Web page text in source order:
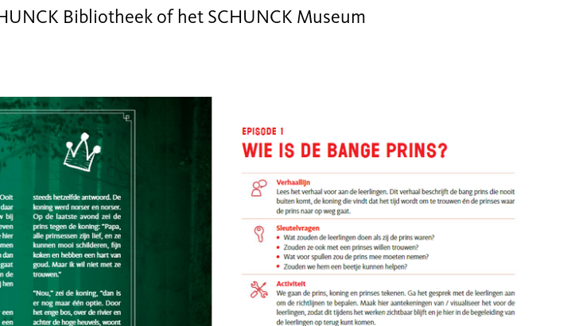
Bibliotheek of het SCHUNCK Museum